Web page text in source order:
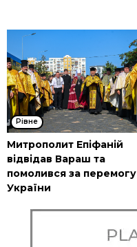
Рівне
Митрополит Епіфаній
відвідав Вараш та
помолився за перемогу
України